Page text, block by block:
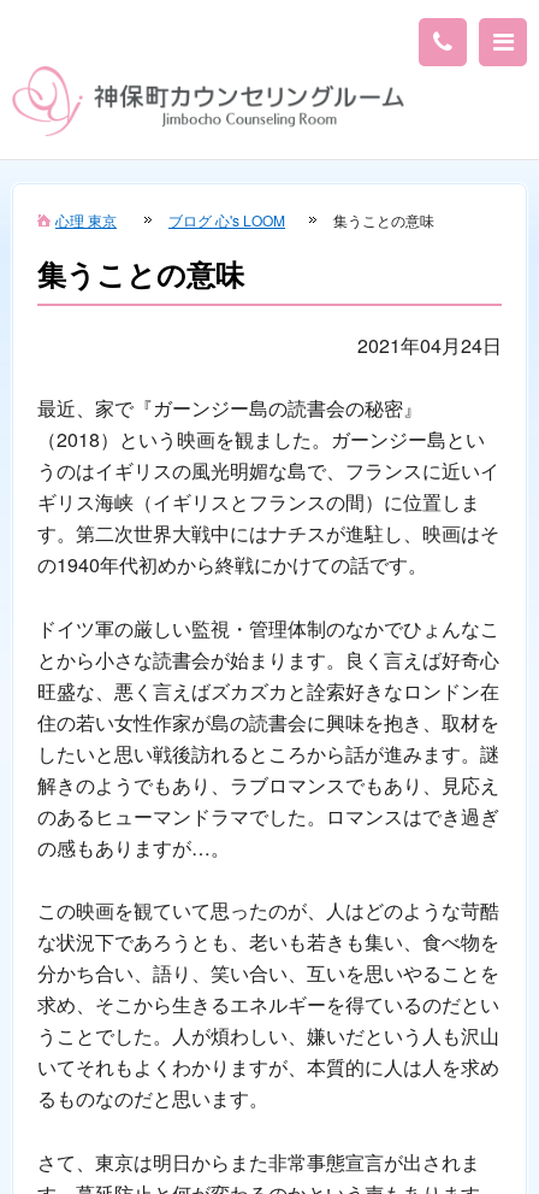
心理 東京 ブログ 心's LOOM 集うことの意味
集うことの意味
2021年04月24日
最近、家で『ガーンジー島の読書会の秘密』
（2018）という映画を観ました。ガーンジー島とい
うのはイギリスの風光明媚な島で、フランスに近いイ
ギリス海峡（イギリスとフランスの間）に位置しま
す。第二次世界大戦中にはナチスが進駐し、映画はそ
の1940年代初めから終戦にかけての話です。
ドイツ軍の厳しい監視・管理体制のなかでひょんなこ
とから小さな読書会が始まります。良く言えば好奇心
旺盛な、悪く言えばズカズカと詮索好きなロンドン在
住の若い女性作家が島の読書会に興味を抱き、取材を
したいと思い戦後訪れるところから話が進みます。謎
解きのようでもあり、ラブロマンスでもあり、見応え
のあるヒューマンドラマでした。ロマンスはでき過ぎ
の感もありますが…。
この映画を観ていて思ったのが、人はどのような苛酷
な状況下であろうとも、老いも若きも集い、食べ物を
分かち合い、語り、笑い合い、互いを思いやることを
求め、そこから生きるエネルギーを得ているのだとい
うことでした。人が煩わしい、嫌いだという人も沢山
いてそれもよくわかりますが、本質的に人は人を求め
るものなのだと思います。
さて、東京は明日からまた非常事態宣言が出されま